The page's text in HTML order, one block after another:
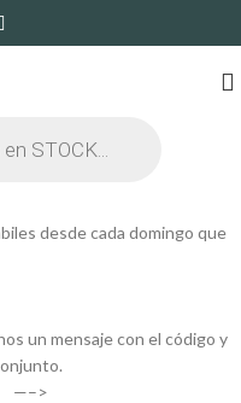
desde cada domingo que
un mensaje con el código y
—–>